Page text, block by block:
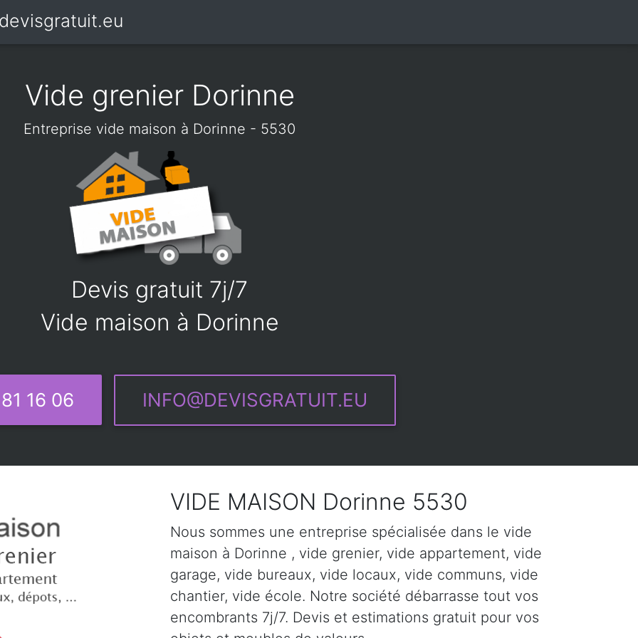
Vide grenier Dorinne
Entreprise vide maison à Dorinne - 5530
Devis gratuit 7j/7
Vide maison à Dorinne
16 06 INFO@DEVISGRATUIT.EU
VIDE MAISON Dorinne 5530
Nous sommes une entreprise spécialisée dans le vide
maison à Dorinne , vide grenier, vide appartement, vide
garage, vide bureaux, vide locaux, vide communs, vide
chantier, vide école. Notre société débarrasse tout vos
encombrants 7j/7. Devis et estimations gratuit pour vos